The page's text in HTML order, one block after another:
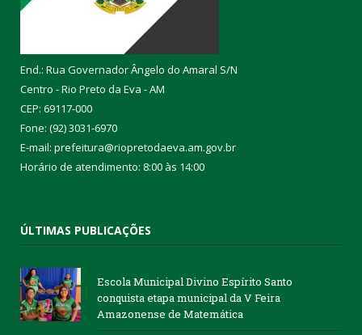
End.: Rua Governador Ângelo do Amaral S/N
Centro - Rio Preto da Eva - AM
CEP: 69117-000
Fone: (92) 3031-6970
E-mail: prefeitura@riopretodaeva.am.gov.br
Horário de atendimento: 8:00 às 14:00
ÚLTIMAS PUBLICAÇÕES
Escola Municipal Divino Espírito Santo
conquista etapa municipal da V Feira
Amazonense de Matemática